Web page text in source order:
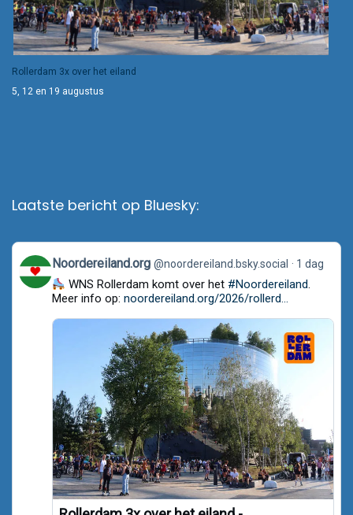
Rollerdam 3x over het eiland
5, 12 en 19 augustus
Laatste bericht op Bluesky:
View
post
by
Noordereiland.org
Noordereiland.org @noordereiland.bsky.social 1 dag
WNS Rollerdam komt over het #Noordereiland.
Meer info op: noordereiland.org/2026/rollerd...